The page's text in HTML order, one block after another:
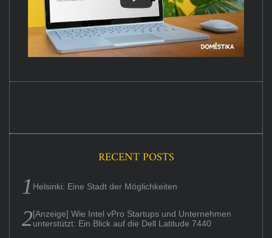
RECENT POSTS
Helsinki: Eine Stadt der Möglichkeiten
[Anzeige] Wie Intel vPro Startups und Unternehmen
unterstützt: Ein Blick auf die Dell Latitude 7440